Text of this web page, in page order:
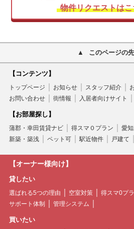
物件リクエストは
このページの
【コンテンツ】
トップページ お知らせ スタッフ紹介
お問い合わせ
街情報 入居者向けサイト
【お部屋探し】
蒲郡・幸田賃貸ナビ 得スマ０プラン
愛
新築・築浅
ペット可 駅近物件 戸建て
【オーナー様向け】
貸したい
選ばれる5つの理由 空室対策 得スマ0プ
サポート体制
管理システム
買いたい